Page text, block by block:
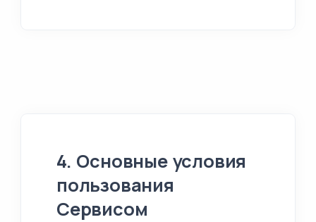
4. Основные условия
пользования
Сервисом